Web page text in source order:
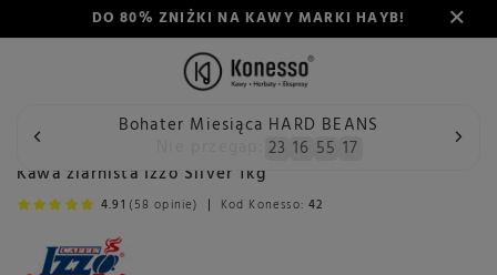
DO 80% ZNIŻKI NA KAWY MARKI HAYB!
Bohater Miesiąca HARD BEANS
23 16 55 17
Wstecz Konesso Kawa Przeznaczenie Do ekspresu
Kawa ziarnista Izzo Silver 1kg
4.91 (58 opinie) Kod Konesso:42